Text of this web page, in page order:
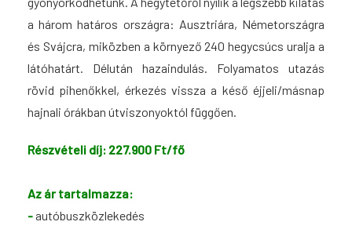
a három határos országra: Ausztriára, Németországra
és Svájcra, miközben a környező 240 hegycsúcs uralja a
látóhatárt. Délután hazaindulás. Folyamatos utazás
rövid pihenőkkel, érkezés vissza a késő éjjeli/másnap
hajnali órákban útviszonyoktól függően.
Részvételi díj: 227.900 Ft/fő
Az ár tartalmazza:
- autóbuszközlekedés